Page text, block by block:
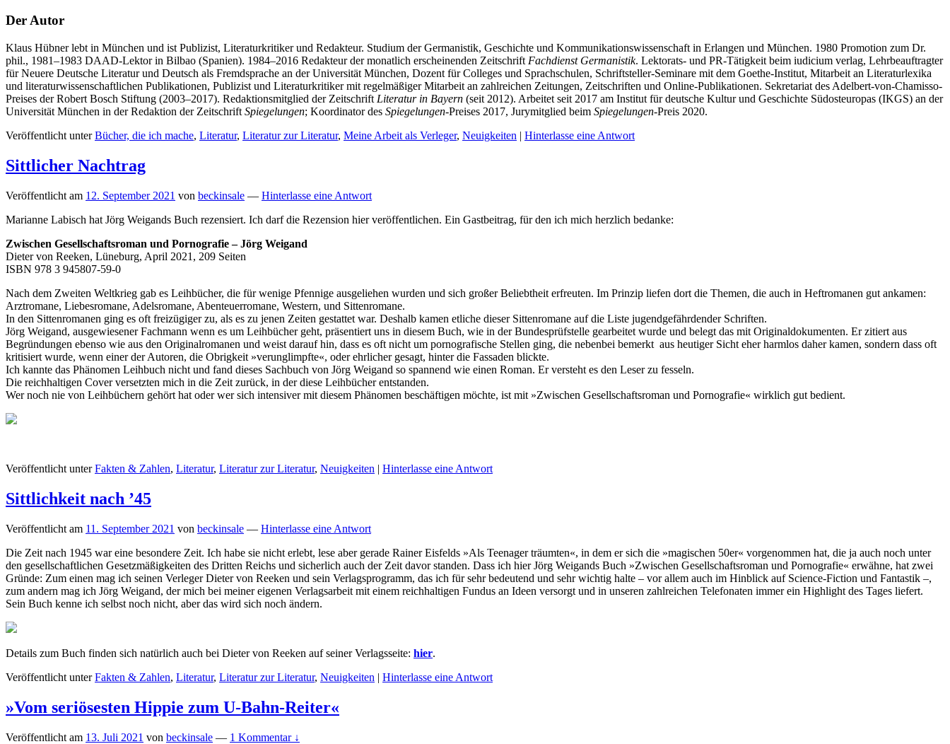
Der Autor
Klaus Hübner lebt in München und ist Publizist, Literaturkritiker und Redakteur. Studium der Germanistik, Geschichte und Kommunikationswissenschaft in Erlangen und München. 1980 Promotion zum Dr.
phil., 1981–1983 DAAD-Lektor in Bilbao (Spanien). 1984–2016 Redakteur der monatlich erscheinenden Zeitschrift Fachdienst Germanistik. Lektorats- und PR-Tätigkeit beim iudicium verlag, Lehrbeauftragter
für Neuere Deutsche Literatur und Deutsch als Fremdsprache an der Universität München, Dozent für Colleges und Sprachschulen, Schriftsteller-Seminare mit dem Goethe-Institut, Mitarbeit an Literaturlexika
und literaturwissenschaftlichen Publikationen, Publizist und Literaturkritiker mit regelmäßiger Mitarbeit an zahlreichen Zeitungen, Zeitschriften und Online-Publikationen. Sekretariat des Adelbert-von-Chamisso-
Preises der Robert Bosch Stiftung (2003–2017). Redaktionsmitglied der Zeitschrift Literatur in Bayern (seit 2012). Arbeitet seit 2017 am Institut für deutsche Kultur und Geschichte Südosteuropas (IKGS) an der
Universität München in der Redaktion der Zeitschrift Spiegelungen; Koordinator des Spiegelungen-Preises 2017, Jurymitglied beim Spiegelungen-Preis 2020.
Veröffentlicht unter Bücher, die ich mache, Literatur, Literatur zur Literatur, Meine Arbeit als Verleger, Neuigkeiten | Hinterlasse eine Antwort
Sittlicher Nachtrag
Veröffentlicht am 12. September 2021 von beckinsale — Hinterlasse eine Antwort
Marianne Labisch hat Jörg Weigands Buch rezensiert. Ich darf die Rezension hier veröffentlichen. Ein Gastbeitrag, für den ich mich herzlich bedanke:
Zwischen Gesellschaftsroman und Pornografie – Jörg Weigand
Dieter von Reeken, Lüneburg, April 2021, 209 Seiten
ISBN 978 3 945807-59-0
Nach dem Zweiten Weltkrieg gab es Leihbücher, die für wenige Pfennige ausgeliehen wurden und sich großer Beliebtheit erfreuten. Im Prinzip liefen dort die Themen, die auch in Heftromanen gut ankamen:
Arztromane, Liebesromane, Adelsromane, Abenteuerromane, Western, und Sittenromane.
In den Sittenromanen ging es oft freizügiger zu, als es zu jenen Zeiten gestattet war. Deshalb kamen etliche dieser Sittenromane auf die Liste jugendgefährdender Schriften.
Jörg Weigand, ausgewiesener Fachmann wenn es um Leihbücher geht, präsentiert uns in diesem Buch, wie in der Bundesprüfstelle gearbeitet wurde und belegt das mit Originaldokumenten. Er zitiert aus
Begründungen ebenso wie aus den Originalromanen und weist darauf hin, dass es oft nicht um pornografische Stellen ging, die nebenbei bemerkt aus heutiger Sicht eher harmlos daher kamen, sondern dass oft
kritisiert wurde, wenn einer der Autoren, die Obrigkeit »verunglimpfte«, oder ehrlicher gesagt, hinter die Fassaden blickte.
Ich kannte das Phänomen Leihbuch nicht und fand dieses Sachbuch von Jörg Weigand so spannend wie einen Roman. Er versteht es den Leser zu fesseln.
Die reichhaltigen Cover versetzten mich in die Zeit zurück, in der diese Leihbücher entstanden.
Wer noch nie von Leihbüchern gehört hat oder wer sich intensiver mit diesem Phänomen beschäftigen möchte, ist mit »Zwischen Gesellschaftsroman und Pornografie« wirklich gut bedient.
Veröffentlicht unter Fakten & Zahlen, Literatur, Literatur zur Literatur, Neuigkeiten | Hinterlasse eine Antwort
Sittlichkeit nach ’45
Veröffentlicht am 11. September 2021 von beckinsale — Hinterlasse eine Antwort
Die Zeit nach 1945 war eine besondere Zeit. Ich habe sie nicht erlebt, lese aber gerade Rainer Eisfelds »Als Teenager träumten«, in dem er sich die »magischen 50er« vorgenommen hat, die ja auch noch unter
den gesellschaftlichen Gesetzmäßigkeiten des Dritten Reichs und sicherlich auch der Zeit davor standen. Dass ich hier Jörg Weigands Buch »Zwischen Gesellschaftsroman und Pornografie« erwähne, hat zwei
Gründe: Zum einen mag ich seinen Verleger Dieter von Reeken und sein Verlagsprogramm, das ich für sehr bedeutend und sehr wichtig halte – vor allem auch im Hinblick auf Science-Fiction und Fantastik –,
zum andern mag ich Jörg Weigand, der mich bei meiner eigenen Verlagsarbeit mit einem reichhaltigen Fundus an Ideen versorgt und in unseren zahlreichen Telefonaten immer ein Highlight des Tages liefert.
Sein Buch kenne ich selbst noch nicht, aber das wird sich noch ändern.
Details zum Buch finden sich natürlich auch bei Dieter von Reeken auf seiner Verlagsseite: hier.
Veröffentlicht unter Fakten & Zahlen, Literatur, Literatur zur Literatur, Neuigkeiten | Hinterlasse eine Antwort
»Vom seriösesten Hippie zum U-Bahn-Reiter«
Veröffentlicht am 13. Juli 2021 von beckinsale — 1 Kommentar ↓